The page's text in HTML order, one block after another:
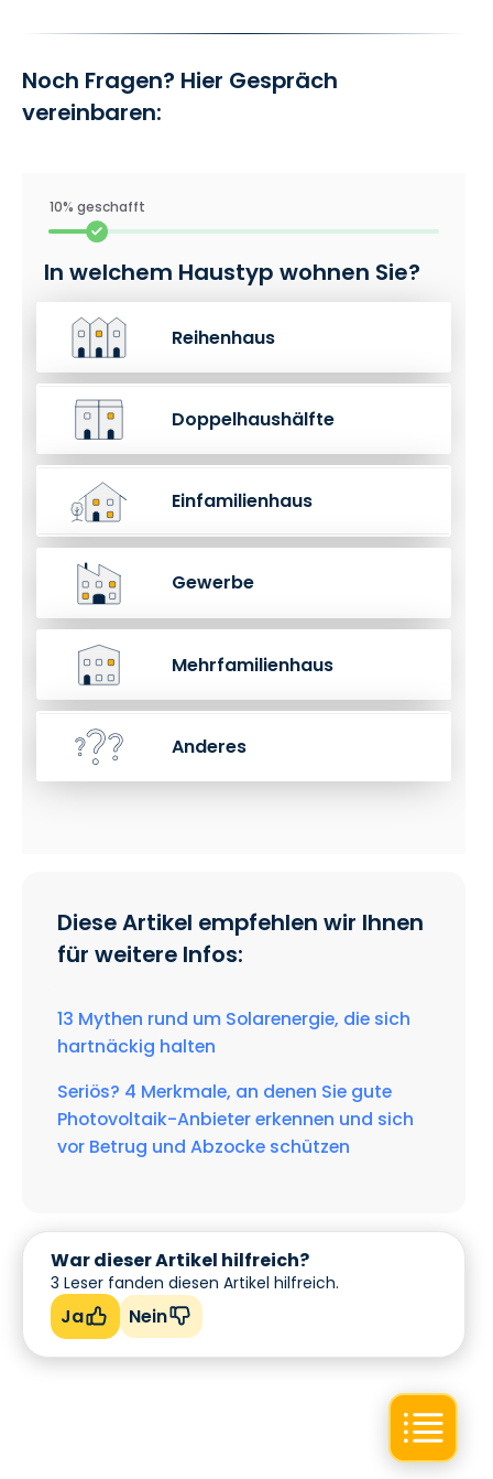
Noch Fragen? Hier Gespräch
vereinbaren:
10% geschafft
In welchem Haustyp wohnen Sie?
Reihenhaus
Doppelhaushälfte
Einfamilienhaus
Gewerbe
Mehrfamilienhaus
Anderes
Diese Artikel empfehlen wir Ihnen
für weitere Infos:
13 Mythen rund um Solarenergie, die sich
hartnäckig halten
Seriös? 4 Merkmale, an denen Sie gute
Photovoltaik-Anbieter erkennen und sich
vor Betrug und Abzocke schützen
War dieser Artikel hilfreich?
3 Leser fanden diesen Artikel hilfreich.
Ja Nein